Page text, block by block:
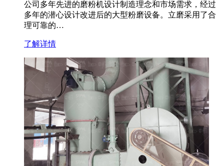
公司多年先进的磨粉机设计制造理念和市场需求，经过
多年的潜心设计改进后的大型粉磨设备。立磨采用了合
理可靠的…
了解详情